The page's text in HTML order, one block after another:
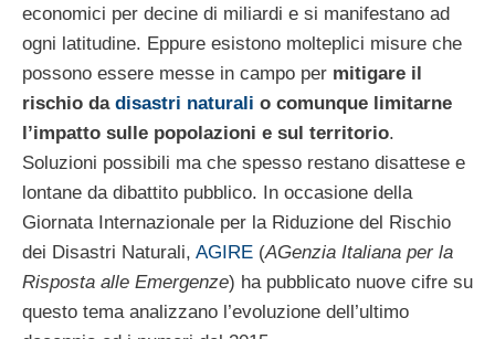
economici per decine di miliardi e si manifestano ad
ogni latitudine. Eppure esistono molteplici misure che
possono essere messe in campo per mitigare il
rischio da disastri naturali o comunque limitarne
l’impatto sulle popolazioni e sul territorio.
Soluzioni possibili ma che spesso restano disattese e
lontane da dibattito pubblico. In occasione della
Giornata Internazionale per la Riduzione del Rischio
dei Disastri Naturali, AGIRE (AGenzia Italiana per la
Risposta alle Emergenze) ha pubblicato nuove cifre su
questo tema analizzano l’evoluzione dell’ultimo